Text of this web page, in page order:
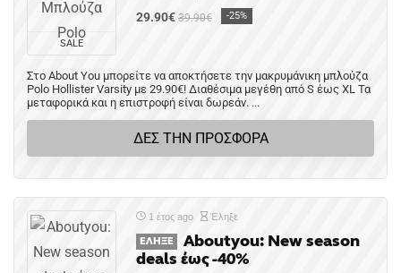
SALE
29.90€ 39.90€ -25%
Στο About You μπορείτε να αποκτήσετε την μακρυμάνικη μπλούζα
Polo Hollister Varsity με 29.90€! Διαθέσιμα μεγέθη από S έως XL Τα
μεταφορικά και η επιστροφή είναι δωρεάν. ...
ΔΕΣ ΤΗΝ ΠΡΟΣΦΟΡΑ
1 έτος ago Έληξε
ΈΛΗΞΕ
Aboutyou: New season
deals έως -40%